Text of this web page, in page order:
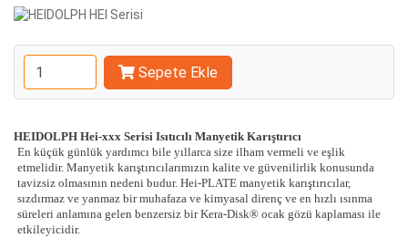
Sepete Ekle
HEIDOLPH Hei-xxx Serisi Isıtıcılı Manyetik Karıştırıcı
En küçük günlük yardımcı bile yıllarca size ilham vermeli ve eşlik
etmelidir. Manyetik karıştırıcılarımızın kalite ve güvenilirlik konusunda
tavizsiz olmasının nedeni budur. Hei-PLATE manyetik karıştırıcılar,
sızdırmaz ve yanmaz bir muhafaza ve kimyasal direnç ve en hızlı ısınma
süreleri anlamına gelen benzersiz bir Kera-Disk® ocak gözü kaplaması ile
etkileyicidir.